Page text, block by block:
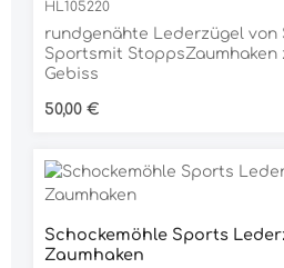
HL105220
rundgenähte Lederzügel von
Sportsmit StoppsZaumhaken
Gebiss
Regulärer Preis:
50,00 €
Schockemöhle Sports
Zaumhaken